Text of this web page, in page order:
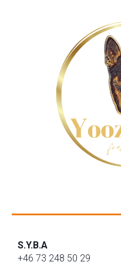
S.Y.B.A
+46 73 248 50 29